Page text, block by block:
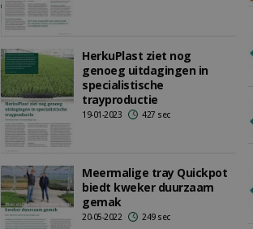
HerkuPlast ziet nog
genoeg uitdagingen in
specialistische
trayproductie
19-01-2023 427 sec
Meermalige tray Quickpot
biedt kweker duurzaam
gemak
20-05-2022 249 sec